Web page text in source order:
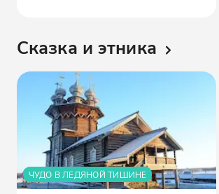
Сказка и этника
ЧУДО В ЛЕДЯНОЙ ТИШИНЕ